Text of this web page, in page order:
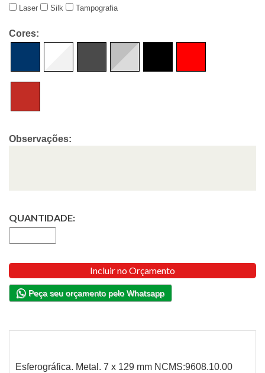
Laser Silk Tampografia
Cores:
Observações:
QUANTIDADE:
Incluir no Orçamento
Peça seu orçamento pelo Whatsapp
Esferográfica. Metal. 7 x 129 mm NCMS:9608.10.00